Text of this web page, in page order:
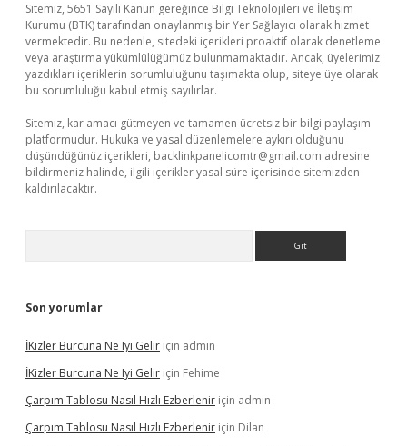
Sitemiz, 5651 Sayılı Kanun gereğince Bilgi Teknolojileri ve İletişim
Kurumu (BTK) tarafından onaylanmış bir Yer Sağlayıcı olarak hizmet
vermektedir. Bu nedenle, sitedeki içerikleri proaktif olarak denetleme
veya araştırma yükümlülüğümüz bulunmamaktadır. Ancak, üyelerimiz
yazdıkları içeriklerin sorumluluğunu taşımakta olup, siteye üye olarak
bu sorumluluğu kabul etmiş sayılırlar.
Sitemiz, kar amacı gütmeyen ve tamamen ücretsiz bir bilgi paylaşım
platformudur. Hukuka ve yasal düzenlemelere aykırı olduğunu
düşündüğünüz içerikleri, backlinkpanelicomtr@gmail.com adresine
bildirmeniz halinde, ilgili içerikler yasal süre içerisinde sitemizden
kaldırılacaktır.
Son yorumlar
İKizler Burcuna Ne Iyi Gelir için admin
İKizler Burcuna Ne Iyi Gelir için Fehime
Çarpım Tablosu Nasıl Hızlı Ezberlenir için admin
Çarpım Tablosu Nasıl Hızlı Ezberlenir için Dilan